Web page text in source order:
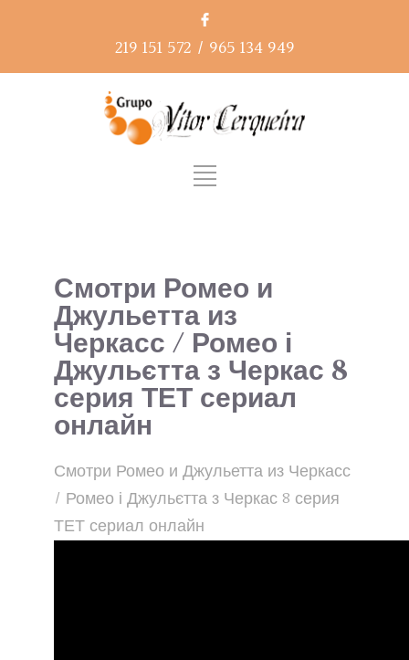
219 151 572 / 965 134 949
Смотри Ромео и
Джульетта из
Черкасс / Ромео і
Джульєтта з Черкас 8
серия ТЕТ сериал
онлайн
Смотри Ромео и Джульетта из Черкасс
/ Ромео і Джульєтта з Черкас 8 серия
ТЕТ сериал онлайн